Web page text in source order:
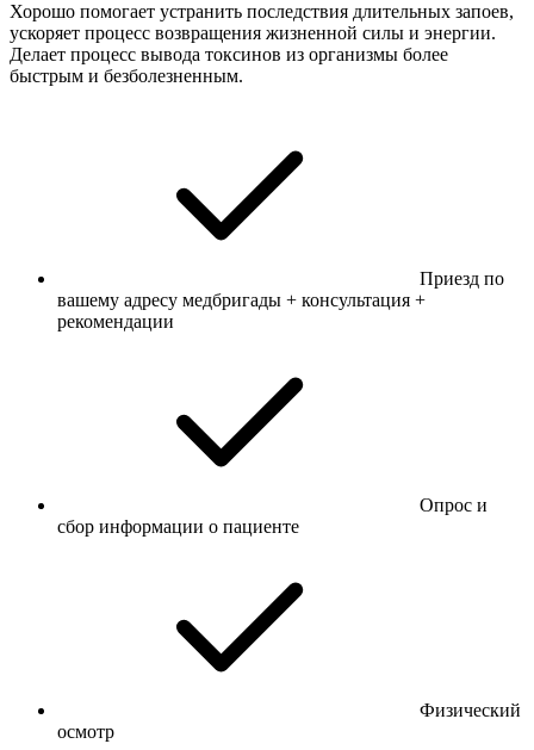
Хорошо помогает устранить последствия длительных запоев,
ускоряет процесс возвращения жизненной силы и энергии.
Делает процесс вывода токсинов из организмы более
быстрым и безболезненным.
Приезд по
вашему адресу медбригады + консультация +
рекомендации
Опрос и
сбор информации о пациенте
Физический
осмотр